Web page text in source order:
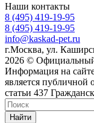
Наши контакты
8 (495) 419-19-95
8 (495) 419-19-95
info@kaskad-pet.ru
г.Москва, ул.
2026 ©
Информация на
является публичной
статьи 437
Найти